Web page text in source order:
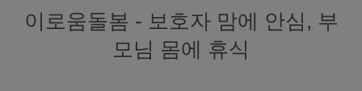
이로움돌봄 - 보호자 맘에 안심, 부
모님 몸에 휴식